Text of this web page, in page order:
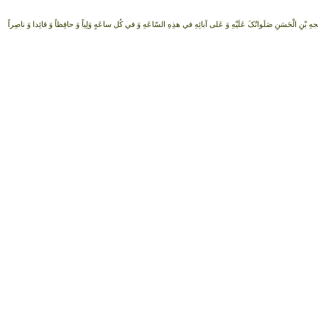
بْنِ الْحَسَنِ صَلَواتُکَ عَلَيْهِ وَ عَلى آبائِهِ في هذِهِ السّاعَهِ وَ في کُل ساعَهٍ وَلِياً وَ حافِظاً وَ قائِدا ‏وَ ناصِراً وَ